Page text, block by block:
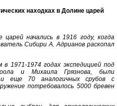
находках в Долине царей
царей начались в 1916 году, когда
Сибири А. Адрианов раскопал
1971-1974 годах экспедицией под
и Михаила Грязнова, были
еще 70 аналогичных срубов с
потребовалось 5000 бревен